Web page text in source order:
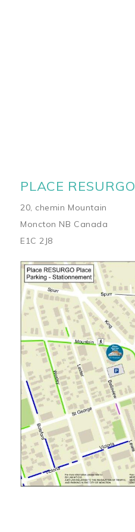
PLACE RESURGO
20, chemin Mountain
Moncton NB Canada
E1C 2J8